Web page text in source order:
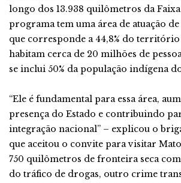
longo dos 13.938 quilômetros da
programa tem uma área de atuação de
que corresponde a 44,8% do
habitam cerca de 20 milhões de
se inclui 50% da população indígena
“Ele é fundamental para essa área,
presença do Estado e contribuindo
integração nacional” – explicou o
que aceitou o convite para visitar
750 quilômetros de fronteira seca
do tráfico de drogas, outro crime